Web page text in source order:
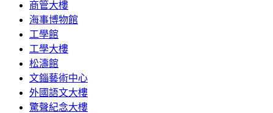
商管大樓
海事博物館
工學館
工學大樓
松濤館
文錙藝術中心
外國語文大樓
驚聲紀念大樓